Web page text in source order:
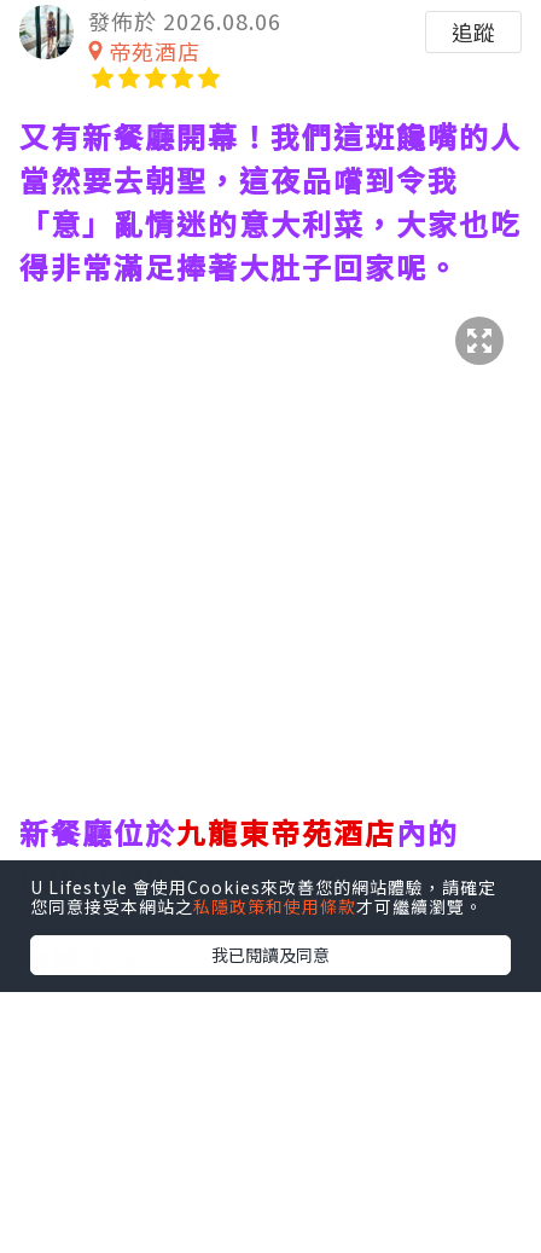
U Lifestyle 會使用Cookies來改善您的網站體驗，請確定
您同意接受本網站之私隱政策和使用條款才可繼續瀏覽。
我已閱讀及同意
發佈於 2026.08.06
帝苑酒店
追蹤
又有新餐廳開幕！我們這班饞嘴的人
當然要去朝聖，這夜品嚐到令我
「意」亂情迷的意大利菜，大家也吃
得非常滿足捧著大肚子回家呢。
新餐廳位於九龍東帝苑酒店內的
Ponentino，店名是源自羅馬夏日
午後徐徐吹入城中的溫柔海風意景非
常迷人。